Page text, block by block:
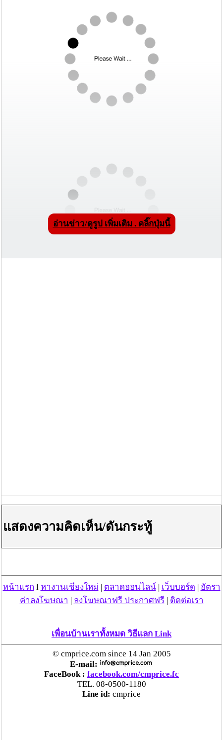
อ่านข่าว/ดูรูป เพิ่มเติม . คลิ๊กปุ่มนี้
แสดงความคิดเห็น/ดันกระทู้
หน้าแรก l หางานเชียงใหม่ | ตลาดออนไลน์| เว็บบอร์ด | อัตรา
ค่าลงโฆษณา | ลงโฆษณาฟรี ประกาศฟรี| ติดต่อเรา
เพื่อนบ้านเราทั้งหมด วิธีแลก Link
© cmprice.com since 14 Jan 2005
E-mail:
FaceBook : facebook.com/cmprice.fc
TEL. 08-0500-1180
Line id: cmprice